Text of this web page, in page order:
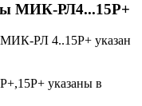
МИК-РЛ4...15Р+
МИК-РЛ 4..15Р+ указан
указаны в